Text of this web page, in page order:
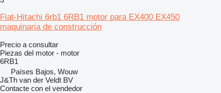
Fiat-Hitachi 6rb1 6RB1 motor para EX400 EX450
maquinaria de construcción
Precio a consultar
Piezas del motor - motor
6RB1
Países Bajos, Wouw
J&Th van der Veldt BV
Contacte con el vendedor